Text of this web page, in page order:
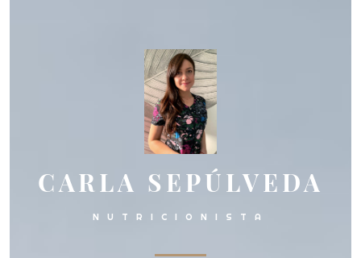
CARLA SEPÚLVEDA
NUTRICIONISTA